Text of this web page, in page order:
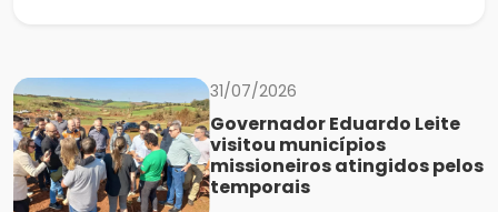
31/07/2026
Governador Eduardo Leite
visitou municípios
missioneiros atingidos pelos
temporais